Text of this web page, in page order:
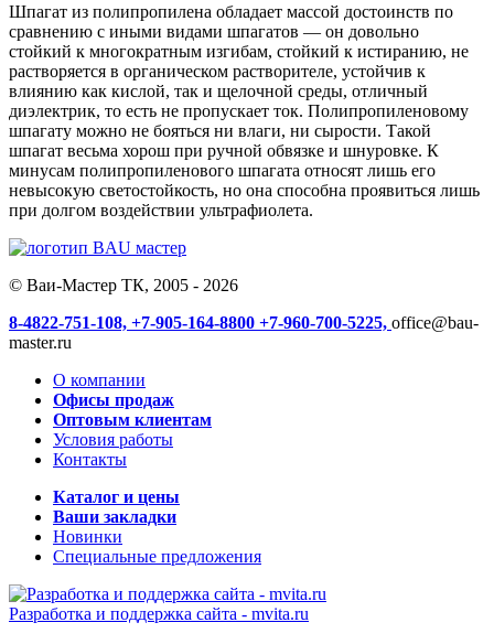
Шпагат из полипропилена обладает массой достоинств по
сравнению с иными видами шпагатов — он довольно
стойкий к многократным изгибам, стойкий к истиранию, не
растворяется в органическом растворителе, устойчив к
влиянию как кислой, так и щелочной среды, отличный
диэлектрик, то есть не пропускает ток. Полипропиленовому
шпагату можно не бояться ни влаги, ни сырости. Такой
шпагат весьма хорош при ручной обвязке и шнуровке. К
минусам полипропиленового шпагата относят лишь его
невысокую светостойкость, но она способна проявиться лишь
при долгом воздействии ультрафиолета.
© Ваи-Мастер ТК, 2005 - 2026
8-4822-751-108, +7-905-164-8800 +7-960-700-5225, office@bau-
master.ru
О компании
Офисы продаж
Оптовым клиентам
Условия работы
Контакты
Каталог и цены
Ваши закладки
Новинки
Специальные предложения
Разработка и поддержка сайта - mvita.ru